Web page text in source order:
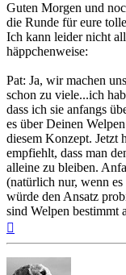
Guten Morgen und
die Runde für eure
Ich kann leider nicht
häppchenweise:
Pat: Ja, wir machen
schon zu viele...ich
dass ich sie anfangs
es über Deinen
diesem Konzept. Jetzt
empfiehlt, dass man
alleine zu bleiben.
(natürlich nur, wenn
würde den Ansatz
sind Welpen bestimmt